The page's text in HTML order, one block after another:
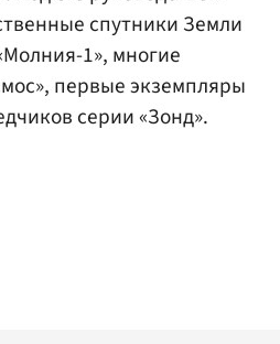
спутники Земли
1», многие
первые экземпляры
серии «Зонд».